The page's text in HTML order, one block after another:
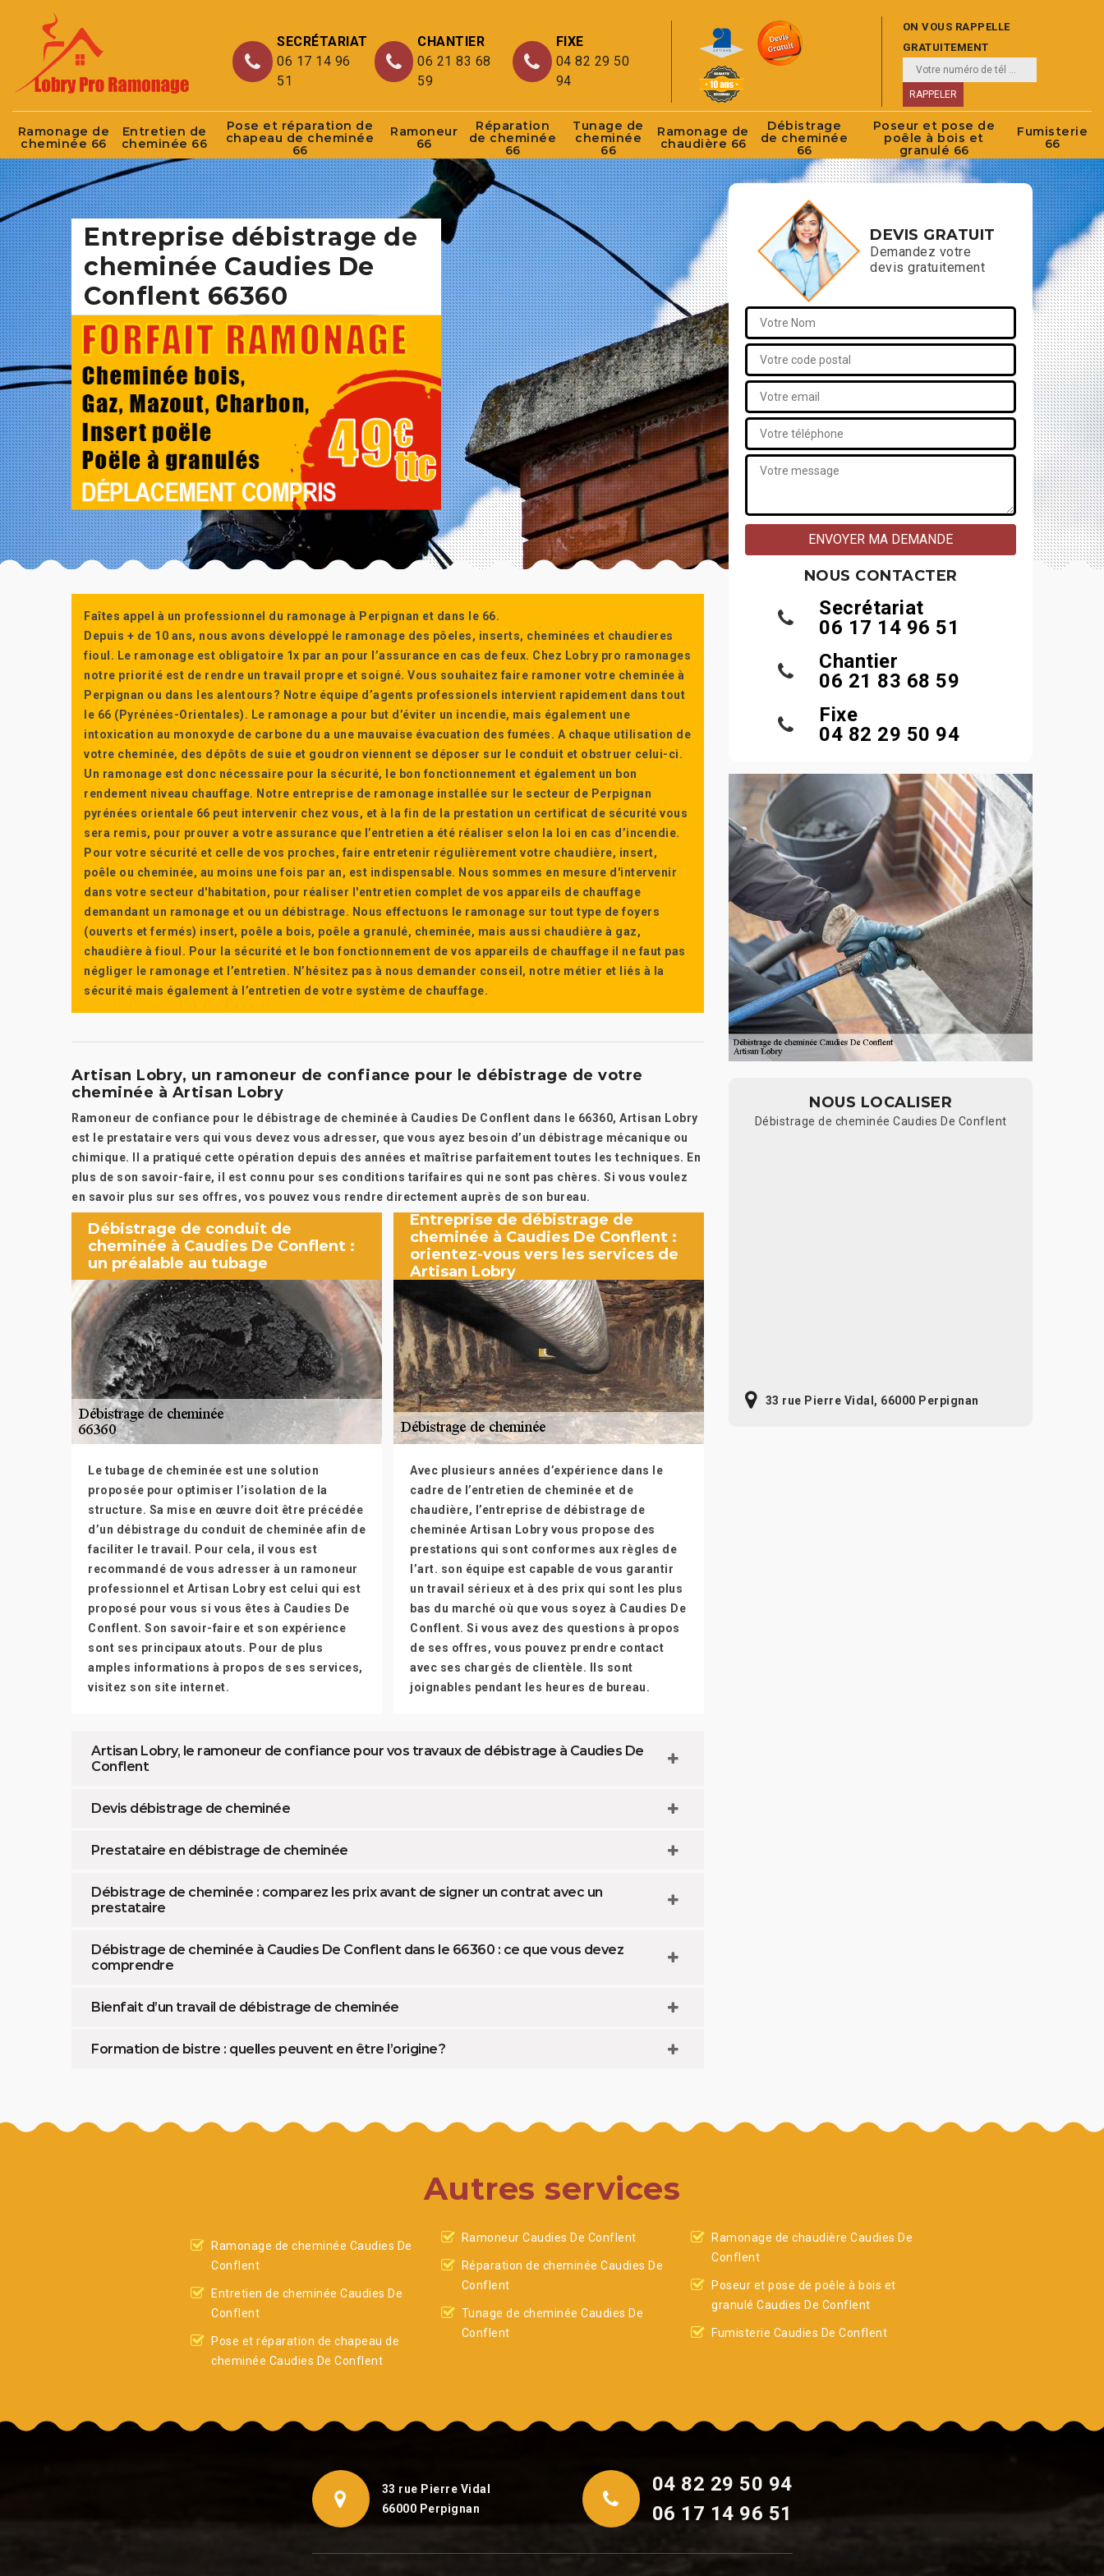
SECRÉTARIAT
06 17 14 96
51
CHANTIER
06 21 83 68
59
FIXE
04 82 29 50
94
ON VOUS RAPPELLE
GRATUITEMENT
Ramonage de
cheminée 66
Entretien de
cheminée 66
Pose et réparation de
chapeau de cheminée
66
Ramoneur
66
Réparation
de cheminée
66
Tunage de
cheminée
66
Ramonage de
chaudière 66
Débistrage
de cheminée
66
Poseur et pose de
poêle à bois et
granulé 66
Fumisterie
66
Entreprise débistrage de
cheminée Caudies De
Conflent 66360
Faîtes appel à un professionnel du ramonage à Perpignan et dans le 66.
Depuis + de 10 ans, nous avons développé le ramonage des pôeles, inserts, cheminées et chaudieres
fioul. Le ramonage est obligatoire 1x par an pour l’assurance en cas de feux. Chez Lobry pro ramonages
notre priorité est de rendre un travail propre et soigné. Vous souhaitez faire ramoner votre cheminée à
Perpignan ou dans les alentours? Notre équipe d’agents professionels intervient rapidement dans tout
le 66 (Pyrénées-Orientales). Le ramonage a pour but d’éviter un incendie, mais également une
intoxication au monoxyde de carbone du a une mauvaise évacuation des fumées. A chaque utilisation de
votre cheminée, des dépôts de suie et goudron viennent se déposer sur le conduit et obstruer celui-ci.
Un ramonage est donc nécessaire pour la sécurité, le bon fonctionnement et également un bon
rendement niveau chauffage. Notre entreprise de ramonage installée sur le secteur de Perpignan
pyrénées orientale 66 peut intervenir chez vous, et à la fin de la prestation un certificat de sécurité vous
sera remis, pour prouver a votre assurance que l’entretien a été réaliser selon la loi en cas d’incendie.
Pour votre sécurité et celle de vos proches, faire entretenir régulièrement votre chaudière, insert,
poêle ou cheminée, au moins une fois par an, est indispensable. Nous sommes en mesure d'intervenir
dans votre secteur d'habitation, pour réaliser l'entretien complet de vos appareils de chauffage
demandant un ramonage et ou un débistrage. Nous effectuons le ramonage sur tout type de foyers
(ouverts et fermés) insert, poêle a bois, poêle a granulé, cheminée, mais aussi chaudière à gaz,
chaudière à fioul. Pour la sécurité et le bon fonctionnement de vos appareils de chauffage il ne faut pas
négliger le ramonage et l’entretien. N’hésitez pas à nous demander conseil, notre métier et liés à la
sécurité mais également à l’entretien de votre système de chauffage.
Artisan Lobry, un ramoneur de confiance pour le débistrage de votre
cheminée à Artisan Lobry
Ramoneur de confiance pour le débistrage de cheminée à Caudies De Conflent dans le 66360, Artisan Lobry
est le prestataire vers qui vous devez vous adresser, que vous ayez besoin d’un débistrage mécanique ou
chimique. Il a pratiqué cette opération depuis des années et maîtrise parfaitement toutes les techniques. En
plus de son savoir-faire, il est connu pour ses conditions tarifaires qui ne sont pas chères. Si vous voulez
en savoir plus sur ses offres, vos pouvez vous rendre directement auprès de son bureau.
Débistrage de conduit de
cheminée à Caudies De Conflent :
un préalable au tubage
Le tubage de cheminée est une solution
proposée pour optimiser l’isolation de la
structure. Sa mise en œuvre doit être précédée
d’un débistrage du conduit de cheminée afin de
faciliter le travail. Pour cela, il vous est
recommandé de vous adresser à un ramoneur
professionnel et Artisan Lobry est celui qui est
proposé pour vous si vous êtes à Caudies De
Conflent. Son savoir-faire et son expérience
sont ses principaux atouts. Pour de plus
amples informations à propos de ses services,
visitez son site internet.
Entreprise de débistrage de
cheminée à Caudies De Conflent :
orientez-vous vers les services de
Artisan Lobry
Avec plusieurs années d’expérience dans le
cadre de l’entretien de cheminée et de
chaudière, l’entreprise de débistrage de
cheminée Artisan Lobry vous propose des
prestations qui sont conformes aux règles de
l’art. son équipe est capable de vous garantir
un travail sérieux et à des prix qui sont les plus
bas du marché où que vous soyez à Caudies De
Conflent. Si vous avez des questions à propos
de ses offres, vous pouvez prendre contact
avec ses chargés de clientèle. Ils sont
joignables pendant les heures de bureau.
Artisan Lobry, le ramoneur de confiance pour vos travaux de débistrage à Caudies De
Conflent
Devis débistrage de cheminée
Prestataire en débistrage de cheminée
Débistrage de cheminée : comparez les prix avant de signer un contrat avec un
prestataire
Débistrage de cheminée à Caudies De Conflent dans le 66360 : ce que vous devez
comprendre
Bienfait d’un travail de débistrage de cheminée
Formation de bistre : quelles peuvent en être l’origine ?
DEVIS GRATUIT
Demandez votre
devis gratuitement
NOUS CONTACTER
Secrétariat
06 17 14 96 51
Chantier
06 21 83 68 59
Fixe
04 82 29 50 94
NOUS LOCALISER
Débistrage de cheminée Caudies De Conflent
33 rue Pierre Vidal, 66000 Perpignan
Autres services
Ramonage de cheminée Caudies De
Conflent
Entretien de cheminée Caudies De
Conflent
Pose et réparation de chapeau de
cheminée Caudies De Conflent
Ramoneur Caudies De Conflent
Réparation de cheminée Caudies De
Conflent
Tunage de cheminée Caudies De
Conflent
Ramonage de chaudière Caudies De
Conflent
Poseur et pose de poêle à bois et
granulé Caudies De Conflent
Fumisterie Caudies De Conflent
33 rue Pierre Vidal
66000 Perpignan
04 82 29 50 94
06 17 14 96 51